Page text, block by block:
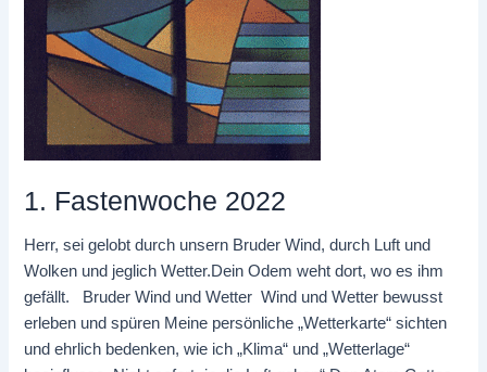
1. Fastenwoche 2022
Herr, sei gelobt durch unsern Bruder Wind, durch Luft und
Wolken und jeglich Wetter.Dein Odem weht dort, wo es ihm
gefällt. Bruder Wind und Wetter Wind und Wetter bewusst
erleben und spüren Meine persönliche „Wetterkarte“ sichten
und ehrlich bedenken, wie ich „Klima“ und „Wetterlage“